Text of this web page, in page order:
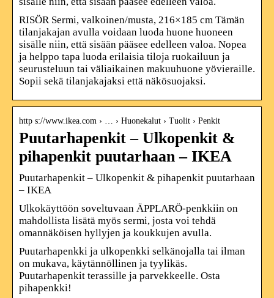
RISÖR Sermi, valkoinen/musta, 216×185 cm Tämän
tilanjakajan avulla voidaan luoda huone huoneen
sisälle niin, että sisään pääsee edelleen valoa. Nopea
ja helppo tapa luoda erilaisia tiloja ruokailuun ja
seurusteluun tai väliaikainen makuuhuone yövieraille.
Sopii sekä tilanjakajaksi että näkösuojaksi.
http s://www.ikea.com › … › Huonekalut › Tuolit › Penkit
Puutarhapenkit – Ulkopenkit &
pihapenkit puutarhaan – IKEA
Puutarhapenkit – Ulkopenkit & pihapenkit puutarhaan
– IKEA
Ulkokäyttöön soveltuvaan ÄPPLARÖ-penkkiin on
mahdollista lisätä myös sermi, josta voi tehdä
omannäköisen hyllyjen ja koukkujen avulla.
Puutarhapenkki ja ulkopenkki selkänojalla tai ilman
on mukava, käytännöllinen ja tyylikäs.
Puutarhapenkit terassille ja parvekkeelle. Osta
pihapenkki!